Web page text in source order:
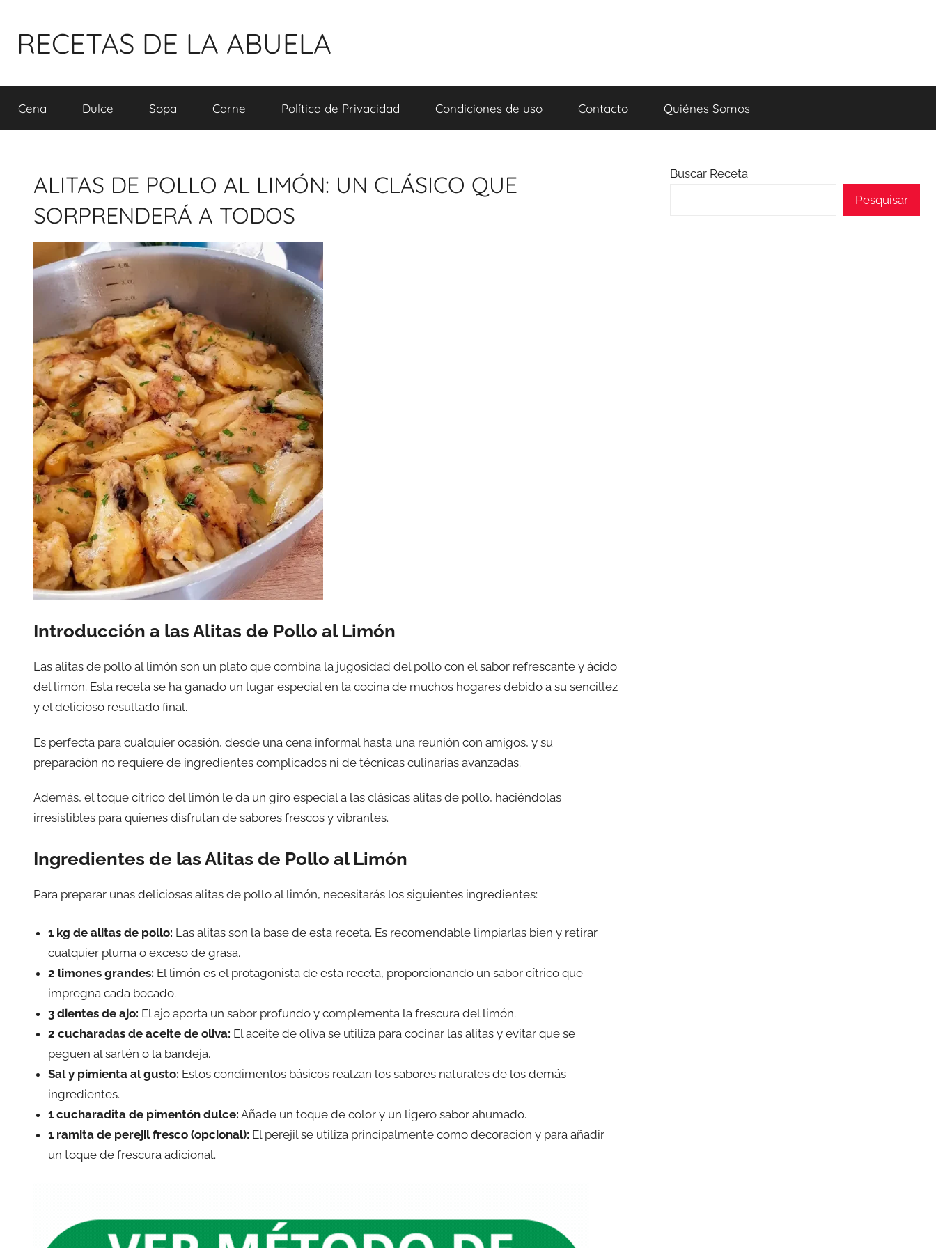
RECETAS DE LA ABUELA
Cena Dulce Sopa Carne Política de Privacidad Condiciones de uso Contacto Quiénes Somos
ALITAS DE POLLO AL LIMÓN: UN CLÁSICO QUE
SORPRENDERÁ A TODOS
Introducción a las Alitas de Pollo al Limón
Las alitas de pollo al limón son un plato que combina la jugosidad del pollo con el sabor refrescante y ácido
del limón. Esta receta se ha ganado un lugar especial en la cocina de muchos hogares debido a su sencillez
y el delicioso resultado final.
Es perfecta para cualquier ocasión, desde una cena informal hasta una reunión con amigos, y su
preparación no requiere de ingredientes complicados ni de técnicas culinarias avanzadas.
Además, el toque cítrico del limón le da un giro especial a las clásicas alitas de pollo, haciéndolas
irresistibles para quienes disfrutan de sabores frescos y vibrantes.
Ingredientes de las Alitas de Pollo al Limón
Para preparar unas deliciosas alitas de pollo al limón, necesitarás los siguientes ingredientes:
1 kg de alitas de pollo: Las alitas son la base de esta receta. Es recomendable limpiarlas bien y retirar
cualquier pluma o exceso de grasa.
2 limones grandes: El limón es el protagonista de esta receta, proporcionando un sabor cítrico que
impregna cada bocado.
3 dientes de ajo: El ajo aporta un sabor profundo y complementa la frescura del limón.
2 cucharadas de aceite de oliva: El aceite de oliva se utiliza para cocinar las alitas y evitar que se
peguen al sartén o la bandeja.
Sal y pimienta al gusto: Estos condimentos básicos realzan los sabores naturales de los demás
ingredientes.
1 cucharadita de pimentón dulce: Añade un toque de color y un ligero sabor ahumado.
1 ramita de perejil fresco (opcional): El perejil se utiliza principalmente como decoración y para añadir
un toque de frescura adicional.
Buscar Receta
Pesquisar